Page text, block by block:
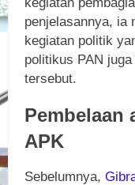
penjelasannya, ia
kegiatan politik
politikus PAN
tersebut.
Pembelaan
APK
Sebelumnya,